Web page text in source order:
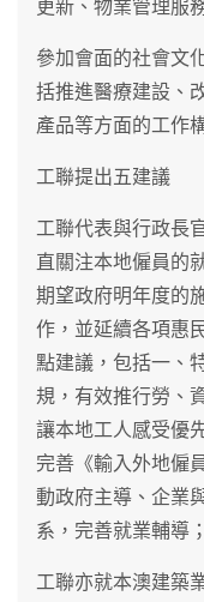
更新、物業管理服
參加會面的社會文
括推進醫療建設、
產品等方面的工作
工聯提出五建議
工聯代表與行政長
直關注本地僱員的
期望政府明年度的
作，並延續各項惠
點建議，包括一、
規，有效推行勞、
讓本地工人感受優
完善《輸入外地僱
動政府主導、企業
系，完善就業輔導
工聯亦就本澳建築